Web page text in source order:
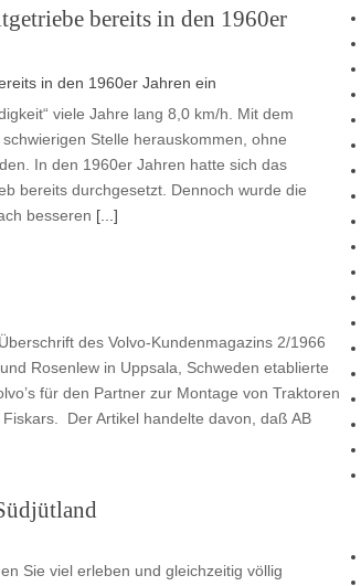
bereits in den 1960er
viele Jahre lang 8,0 km/h. Mit dem
Stelle herauskommen, ohne
In den 1960er Jahren hatte sich das
bereits durchgesetzt. Dennoch wurde die
besseren [...]
des Volvo-Kundenmagazins 2/1966
Rosenlew in Uppsala, Schweden etablierte
für den Partner zur Montage von Traktoren
Der Artikel handelte davon, daß AB
Sie viel erleben und gleichzeitig völlig